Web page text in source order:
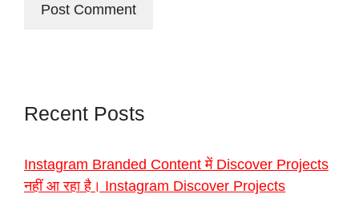
Recent Posts
Instagram Branded Content में Discover Projects
नहीं आ रहा है। Instagram Discover Projects